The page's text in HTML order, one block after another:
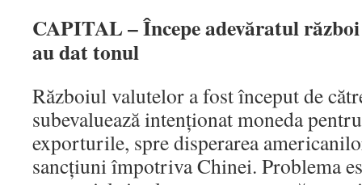
CAPITAL – Începe adevăratul
au dat tonul
Războiul valutelor a fost început de
subevaluează intenționat moneda
exporturile, spre disperarea
sancțiuni împotriva Chinei. Problema